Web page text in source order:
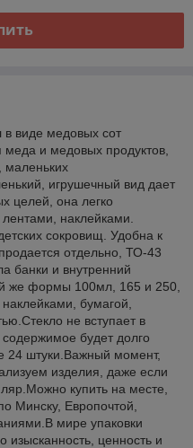
в виде медовых сот
меда и медовых продуктов,
маленьких
игрушечный вид дает
целей, она легко
наклейками.
сокровищ. Удобна к
отдельно, ТО-43
банки и внутренний
же формы 100мл, 165 и 250,
бумагой,
не вступает в
будет долго
24 штуки.Важный момент,
изделия, даже если
купить на месте,
Минску, Европочтой,
мире упаковки
ценность и